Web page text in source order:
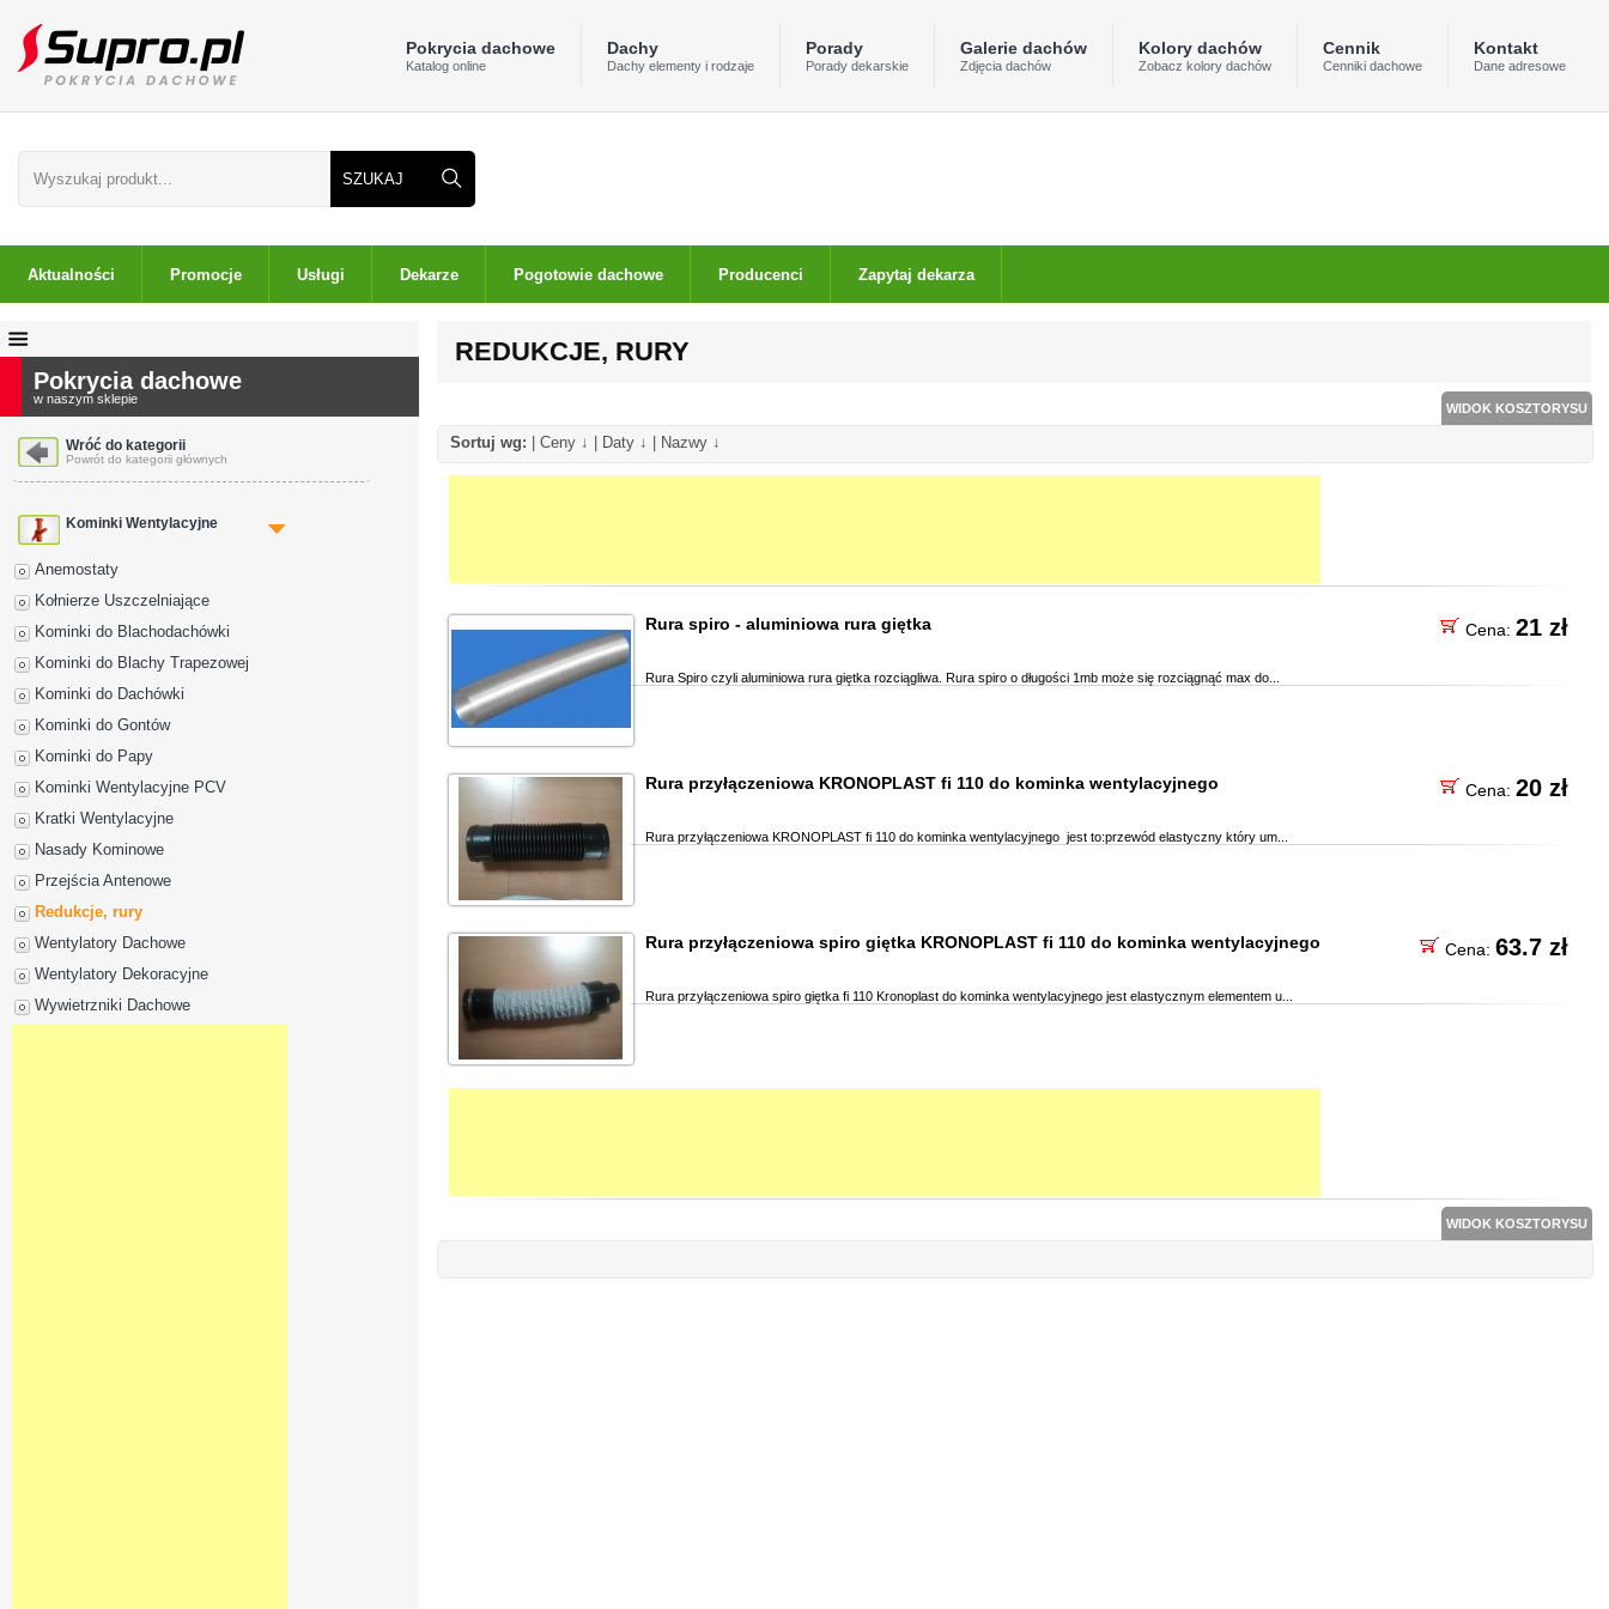
Pokrycia dachowe
Katalog online
Dachy
Dachy elementy i rodzaje
Porady
Porady dekarskie
Galerie dachów
Zdjęcia dachów
Kolory dachów
Zobacz kolory dachów
Cennik
Cenniki dachowe
Kontakt
Dane adresowe
Aktualności Promocje Usługi Dekarze Pogotowie dachowe Producenci Zapytaj dekarza
Pokrycia dachowe
w naszym sklepie
Wróć do kategorii
Powrót do kategorii głównych
Kominki Wentylacyjne
Anemostaty
Kołnierze Uszczelniające
Kominki do Blachodachówki
Kominki do Blachy Trapezowej
Kominki do Dachówki
Kominki do Gontów
Kominki do Papy
Kominki Wentylacyjne PCV
Kratki Wentylacyjne
Nasady Kominowe
Przejścia Antenowe
Redukcje, rury
Wentylatory Dachowe
Wentylatory Dekoracyjne
Wywietrzniki Dachowe
REDUKCJE, RURY
WIDOK KOSZTORYSU
Sortuj wg: Ceny ↓ Daty ↓ Nazwy ↓
Rura spiro - aluminiowa rura giętka
Rura Spiro czyli aluminiowa rura giętka rozciągliwa. Rura spiro o długości 1mb może się rozciągnąć max do...
Cena: 21 zł
Rura przyłączeniowa KRONOPLAST fi 110 do kominka wentylacyjnego
Rura przyłączeniowa KRONOPLAST fi 110 do kominka wentylacyjnego jest to:przewód elastyczny który um...
Cena: 20 zł
Rura przyłączeniowa spiro giętka KRONOPLAST fi 110 do kominka wentylacyjnego
Rura przyłączeniowa spiro giętka fi 110 Kronoplast do kominka wentylacyjnego jest elastycznym elementem u...
Cena: 63.7 zł
WIDOK KOSZTORYSU